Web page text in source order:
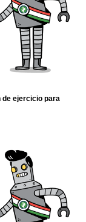
de ejercicio para